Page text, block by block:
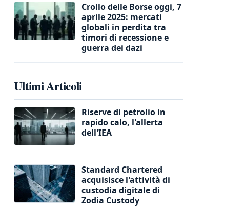
Crollo delle Borse oggi, 7
aprile 2025: mercati
globali in perdita tra
timori di recessione e
guerra dei dazi
Ultimi Articoli
Riserve di petrolio in
rapido calo, l'allerta
dell'IEA
Standard Chartered
acquisisce l'attività di
custodia digitale di
Zodia Custody